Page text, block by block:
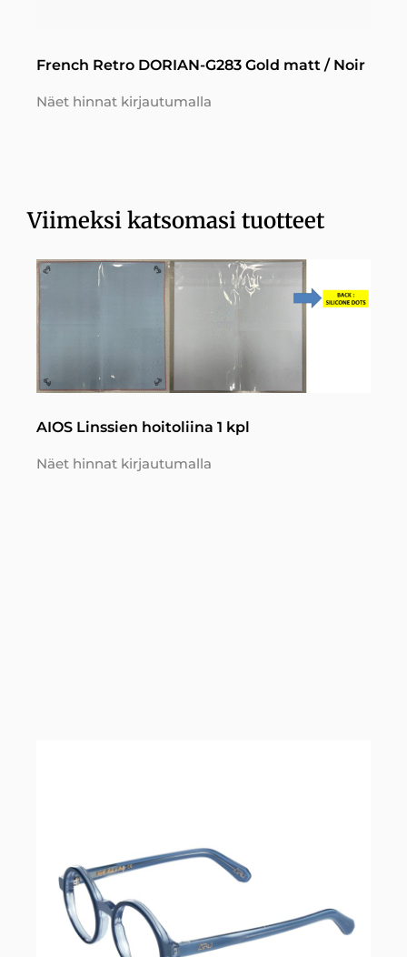
French Retro DORIAN-G283 Gold matt / Noir
Näet hinnat kirjautumalla
Viimeksi katsomasi tuotteet
AIOS Linssien hoitoliina 1 kpl
Näet hinnat kirjautumalla